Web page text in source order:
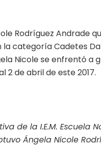
Rodríguez Andrade
categoría Cadetes
Nicole se enfrentó
2 de abril de este 2017.
de la I.E.M. Escuela
Ángela Nicole